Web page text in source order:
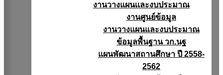
งานวางแผนเเละงบประมาณ
งานศูนย์ข้อมูล
งานวางแผนและงบประมาณ
ข้อมูลพื้นฐาน วก.นฐ
แผนพัฒนาสถานศึกษา ปี 2558-
2562